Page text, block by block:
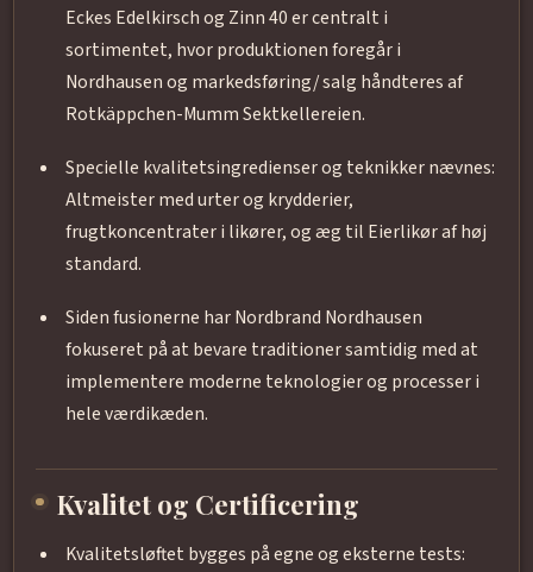
Eckes Edelkirsch og Zinn 40 er centralt i
sortimentet, hvor produktionen foregår i
Nordhausen og markedsføring/ salg håndteres af
Rotkäppchen-Mumm Sektkellereien.
Specielle kvalitetsingredienser og teknikker nævnes:
Altmeister med urter og krydderier,
frugtkoncentrater i likører, og æg til Eierlikør af høj
standard.
Siden fusionerne har Nordbrand Nordhausen
fokuseret på at bevare traditioner samtidig med at
implementere moderne teknologier og processer i
hele værdikæden.
Kvalitet og Certificering
Kvalitetsløftet bygges på egne og eksterne tests: